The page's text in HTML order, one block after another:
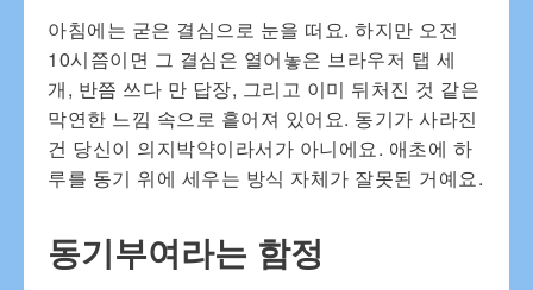
아침에는 굳은 결심으로 눈을 떠요. 하지만 오전
10시쯤이면 그 결심은 열어놓은 브라우저 탭 세
개, 반쯤 쓰다 만 답장, 그리고 이미 뒤처진 것 같은
막연한 느낌 속으로 흩어져 있어요. 동기가 사라진
건 당신이 의지박약이라서가 아니에요. 애초에 하
루를 동기 위에 세우는 방식 자체가 잘못된 거예요.
동기부여라는 함정